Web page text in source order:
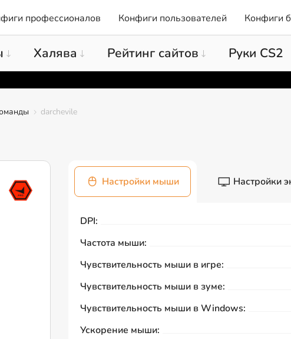
профессионалов Конфиги пользователей Конфиги
Халява Рейтинг сайтов Руки CS2
darchevile
Настройки мыши Настройки
DPI:
Частота мыши:
Чувствительность мыши в игре:
Чувствительность мыши в зуме:
Чувствительность мыши в Windows:
Ускорение мыши: